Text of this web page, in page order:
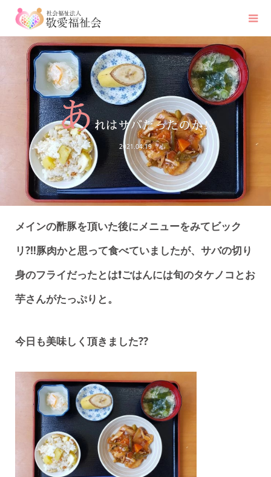
あれはサバだったのか⁉️
2021.04.19
メインの酢豚を頂いた後にメニューをみてビック
リ?‼️豚肉かと思って食べていましたが、サバの切り
身のフライだったとは❗ごはんには旬のタケノコとお
芋さんがたっぷりと。
今日も美味しく頂きました??